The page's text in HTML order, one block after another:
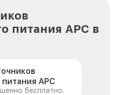
питания APC в
APC
бесплатно.